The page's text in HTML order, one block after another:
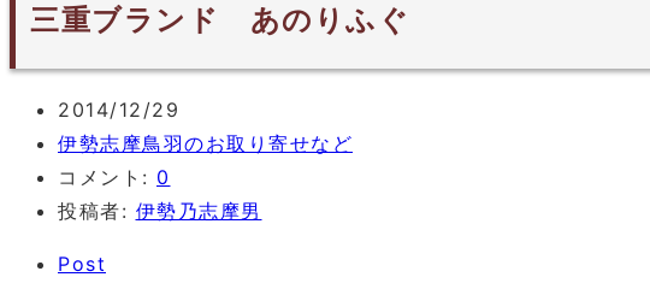
三重ブランド あのりふぐ
2014/12/29
伊勢志摩鳥羽のお取り寄せなど
コメント: 0
投稿者: 伊勢乃志摩男
Post